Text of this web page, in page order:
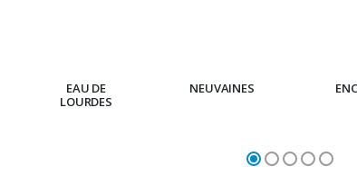
EAU DE
LOURDES
NEUVAINES